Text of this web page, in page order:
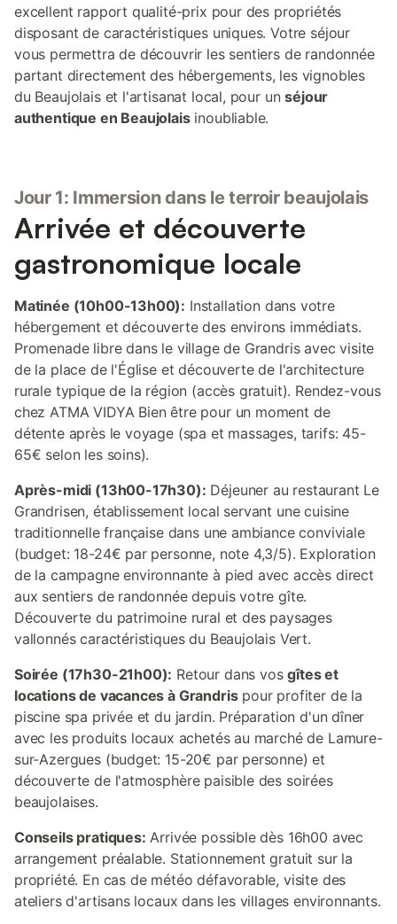
excellent rapport qualité-prix pour des propriétés
disposant de caractéristiques uniques. Votre séjour
vous permettra de découvrir les sentiers de randonnée
partant directement des hébergements, les vignobles
du Beaujolais et l'artisanat local, pour unséjour
authentique en Beaujolaisinoubliable.
Jour 1: Immersion dans le terroir beaujolais
Arrivée et découverte
gastronomique locale
Matinée (10h00-13h00): Installation dans votre
hébergement et découverte des environs immédiats.
Promenade libre dans le village de Grandris avec visite
de la place de l'Église et découverte de l'architecture
rurale typique de la région (accès gratuit). Rendez-vous
chez ATMA VIDYA Bien être pour un moment de
détente après le voyage (spa et massages, tarifs: 45-
65€ selon les soins).
Après-midi (13h00-17h30): Déjeuner au restaurant Le
Grandrisen, établissement local servant une cuisine
traditionnelle française dans une ambiance conviviale
(budget: 18-24€ par personne, note 4,3/5). Exploration
de la campagne environnante à pied avec accès direct
aux sentiers de randonnée depuis votre gîte.
Découverte du patrimoine rural et des paysages
vallonnés caractéristiques du Beaujolais Vert.
Soirée (17h30-21h00): Retour dans vosgîtes et
locations de vacances à Grandrispour profiter de la
piscine spa privée et du jardin. Préparation d'un dîner
avec les produits locaux achetés au marché de Lamure-
sur-Azergues (budget: 15-20€ par personne) et
découverte de l'atmosphère paisible des soirées
beaujolaises.
Conseils pratiques: Arrivée possible dès 16h00 avec
arrangement préalable. Stationnement gratuit sur la
propriété. En cas de météo défavorable, visite des
ateliers d'artisans locaux dans les villages environnants.